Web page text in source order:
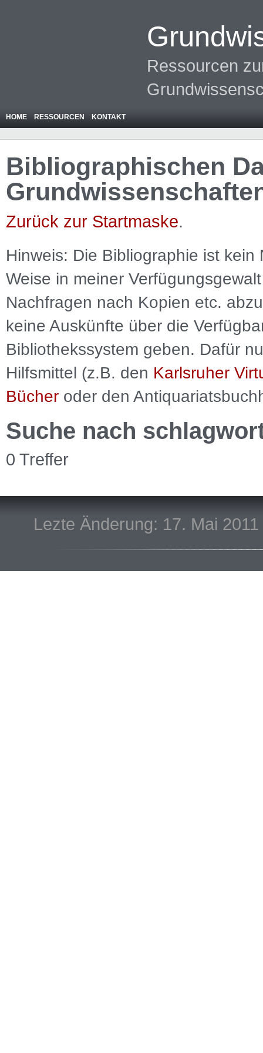
Ressourcen
HOME RESSOURCEN KONTAKT
Bibliographischen
Zurück zur Startmaske.
Hinweis: Die Bibliographie ist kein
Weise in meiner
Nachfragen nach Kopien etc.
keine Auskünfte über die
Bibliothekssystem geben. Dafür
Hilfsmittel (z.B. den Karlsruher
Bücher oder den
Suche nach
0 Treffer
Lezte Änderung: 17. Mai